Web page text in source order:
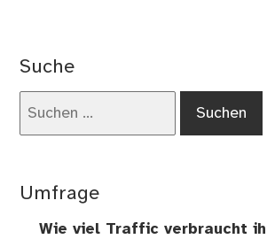
Suche
Umfrage
Wie viel Traffic verbraucht